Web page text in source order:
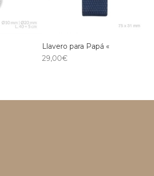
Llavero para Papá «
29,00€